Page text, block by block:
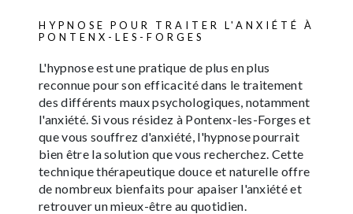
HYPNOSE POUR TRAITER L'ANXIÉTÉ À
PONTENX-LES-FORGES
L'hypnose est une pratique de plus en plus
reconnue pour son efficacité dans le traitement
des différents maux psychologiques, notamment
l'anxiété. Si vous résidez à Pontenx-les-Forges et
que vous souffrez d'anxiété, l'hypnose pourrait
bien être la solution que vous recherchez. Cette
technique thérapeutique douce et naturelle offre
de nombreux bienfaits pour apaiser l'anxiété et
retrouver un mieux-être au quotidien.